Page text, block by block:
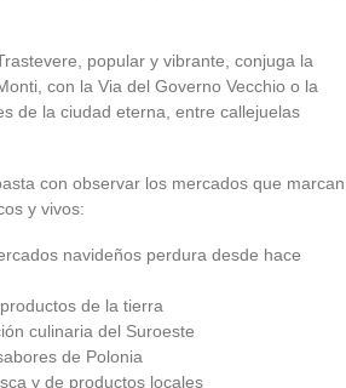
popular y vibrante, conjuga la
con la Via del Governo Vecchio o la
de la ciudad eterna, entre callejuelas
con observar los mercados que marcan
y vivos:
navideños perdura desde hace
de la tierra
culinaria del Suroeste
de Polonia
y de productos locales